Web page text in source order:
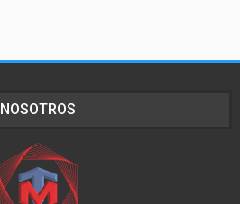
NOSOTROS